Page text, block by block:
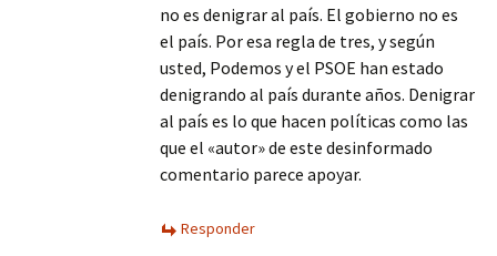
no es denigrar al país. El gobierno no es
el país. Por esa regla de tres, y según
usted, Podemos y el PSOE han estado
denigrando al país durante años. Denigrar
al país es lo que hacen políticas como las
que el «autor» de este desinformado
comentario parece apoyar.
Responder